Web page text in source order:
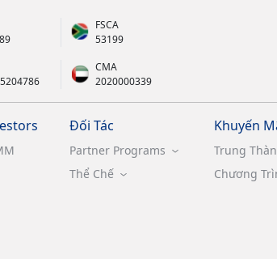
FSCA
53199
CMA
2020000339
Đối Tác
Partner Programs
Thể Chế
Khuyến
Trung
Chương